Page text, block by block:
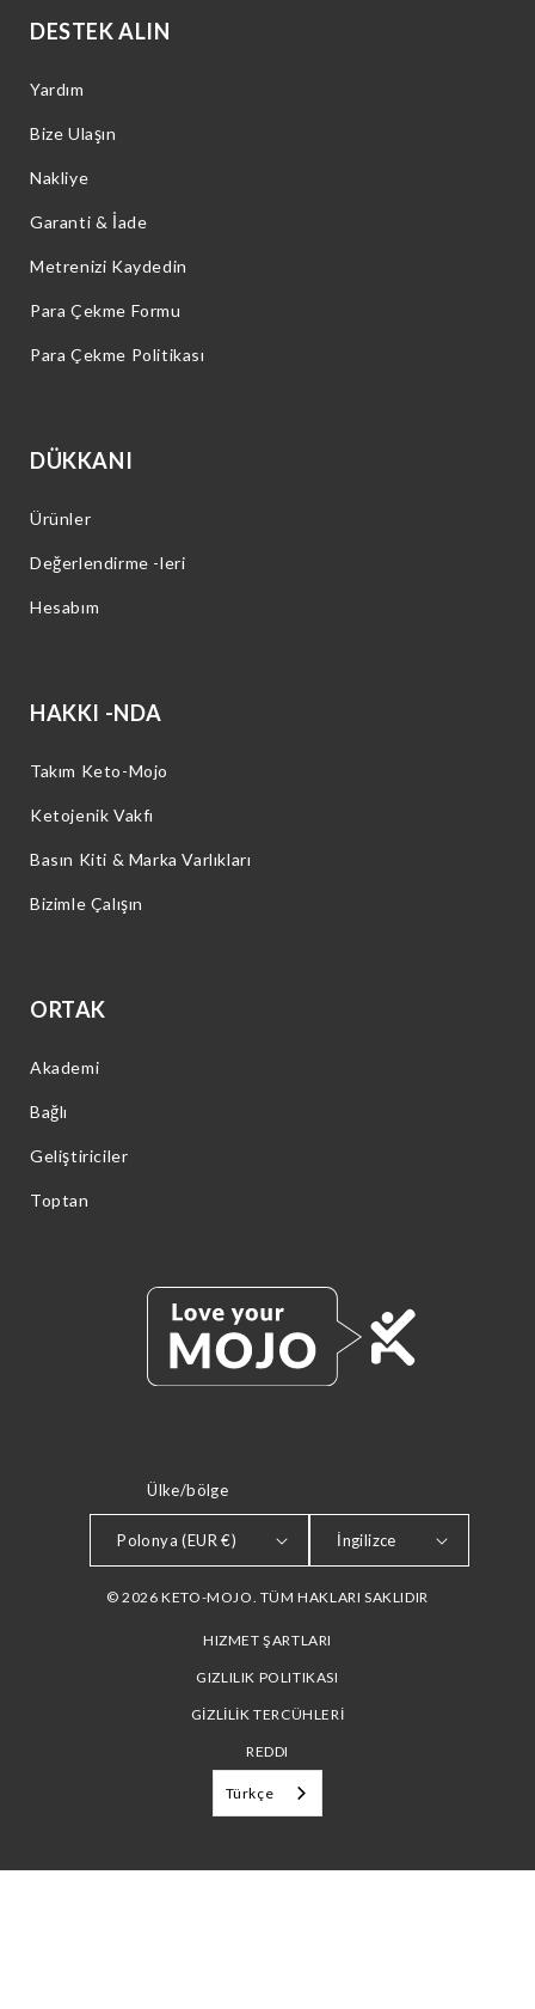
DESTEK ALIN
Yardım
Bize Ulaşın
Nakliye
Garanti & İade
Metrenizi Kaydedin
Para Çekme Formu
Para Çekme Politikası
DÜKKANI
Ürünler
Değerlendirme -leri
Hesabım
HAKKI -NDA
Takım Keto-Mojo
Ketojenik Vakfı
Basın Kiti & Marka Varlıkları
Bizimle Çalışın
ORTAK
Akademi
Bağlı
Geliştiriciler
Toptan
Ülke/bölge
Polonya (EUR €) İngilizce
© 2026 KETO-MOJO. TÜM HAKLARI SAKLIDIR
HIZMET ŞARTLARI
GIZLILIK POLITIKASI
GİZLİLİK TERCÜHLERİ
REDDI
Türkçe